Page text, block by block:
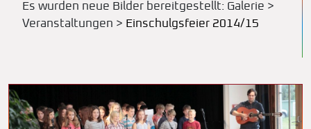
Es wurden neue Bilder bereitgestellt: Galerie >
Veranstaltungen > Einschulgsfeier 2014/15